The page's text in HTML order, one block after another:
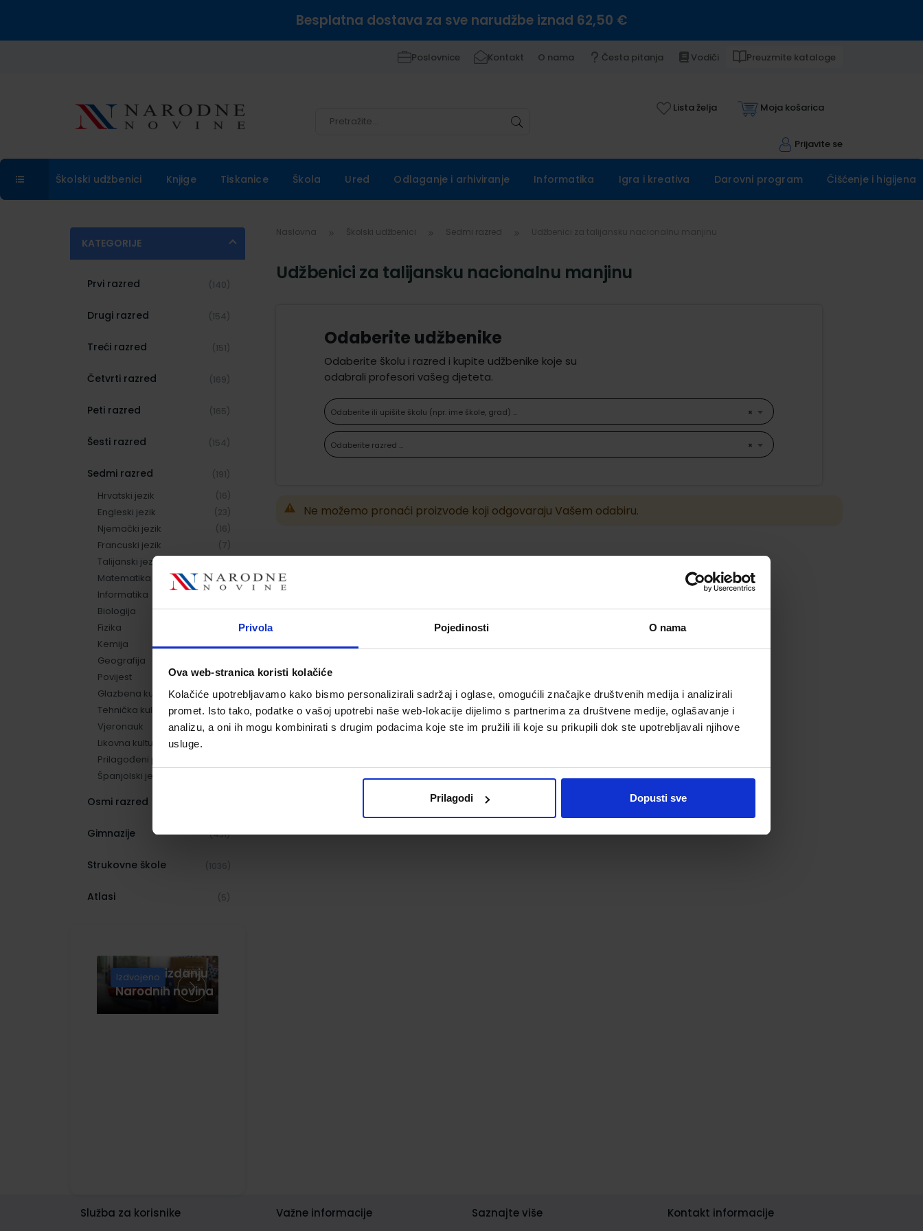
Privola Pojedinosti O nama
Ova web-stranica koristi kolačiće
Kolačiće upotrebljavamo kako bismo personalizirali sadržaj i oglase, omogućili značajke društvenih medija i analizirali
promet. Isto tako, podatke o vašoj upotrebi naše web-lokacije dijelimo s partnerima za društvene medije, oglašavanje i
analizu, a oni ih mogu kombinirati s drugim podacima koje ste im pružili ili koje su prikupili dok ste upotrebljavali njihove
usluge.
Prilagodi Dopusti sve
Besplatna dostava za sve narudžbe iznad 62,50 €
Poslovnice Kontakt O nama Česta pitanja Vodiči Preuzmite kataloge
Lista želja Moja košarica
Prijavite se
Školski udžbenici Knjige Tiskanice Škola Ured Odlaganje i arhiviranje Informatika Igra i kreativa Darovni program Čišćenje i higijena
KATEGORIJE
Prvi razred (140)
Drugi razred (154)
Treći razred (151)
Četvrti razred (169)
Peti razred (165)
Šesti razred (154)
Sedmi razred (191)
Hrvatski jezik (16)
Engleski jezik (23)
Njemački jezik (16)
Francuski jezik (7)
Talijanski jezik
Matematika (11)
Informatika (8)
Biologija (8)
Fizika
Kemija (3)
Geografija
Povijest (8)
Glazbena kultura (3)
Tehnička kultura (6)
Vjeronauk (2)
Likovna kultura
Prilagođeni program
Španjolski jezik
Osmi razred
Gimnazije (431)
Strukovne škole
Atlasi (5)
Knjige u izdanju
Narodnih novina
Izdvojeno
Naslovna Školski udžbenici Sedmi razred
Udžbenici za talijansku nacionalnu manjinu
Odaberite udžbenike
Odaberite školu i razred i kupite udžbenike koje su
odabrali profesori vašeg djeteta.
×
Odaberite ili upišite školu (npr. ime škole, grad) ...
×
Odaberite razred ...
Ne možemo pronaći proizvode koji odgovaraju Vašem odabiru.
Služba za korisnike Važne informacije Saznajte više Kontakt informacije